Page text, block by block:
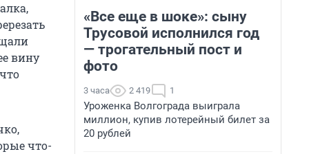
вину
что-
«Все еще в шоке»: сыну
Трусовой исполнился год
— трогательный пост и
фото
3 часа 2 419 1
Уроженка Волгограда выиграла
миллион, купив лотерейный билет за
20 рублей